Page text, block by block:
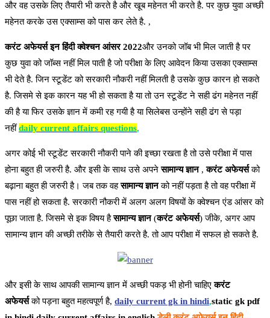
और वह उसके लिए तैयारी भी करते है और खूब महेनत भी करते है. पर कुछ युवा अच्छी
महेनत करके उस एक्साम्स को पास कर लेते है. ,
करंट अफेयर्स इन हिंदी क्वेश्चन आंसर 2022और उनको जॉब भी मिल जाती है पर
कुछ युवा को जॉब्स नहीं मिल पाती है जो परीक्षा के लिए आवेदन किया उसका एक्साम्स
भी देते है. जिन स्टूडेंट को सरकारी नौकरी नहीं मिलती है उसके कुछ कारन हो सकते
है. जिसमे से इक कारन यह भी हो सकता है या तो उन स्टूडेंट ने सही ढंग महेनत नहीं
की है या फिर उसके ज्ञान में कमी रह गयी है या सिलेबस उन्होंने सही ढंग से पड़ा
नहींdaily current affairs questions,
अगर कोई भी स्टूडेंट सरकारी नौकरी पाने की इच्छा रखता है तो उसे परीक्षा में पास
होना बहुत ही जरुरी है. और इसी के साथ उसे अपनेसामान्य ज्ञान,करंट अफेयर्सको
बढ़ाना बहुत ही जरुरी है। जब तक वहसामान्य ज्ञानको नहीं पड़ता है तो वह परीक्षा में
पास नहीं हो सकता है. सरकारी नौकरी में अलग अलग विषयों के क्वेश्चन एंड आंसर को
पूछा जाता है. जिसमे से इक विषय हैसामान्य ज्ञान(करंट अफेयर्स) जीके, अगर आप
सामान्य ज्ञान की अच्छी तरीके से तैयारी करते है. तो आप परीक्षा में सफल हो सकते है.
और इसी के साथ आपकी सामान्य ज्ञान में अच्छी पकड़ भी होनी चाहिएकरंट
अफेयर्सको पड़ना बहुत महत्वपूर्ण है, daily current gk in hindi,static gk pdf